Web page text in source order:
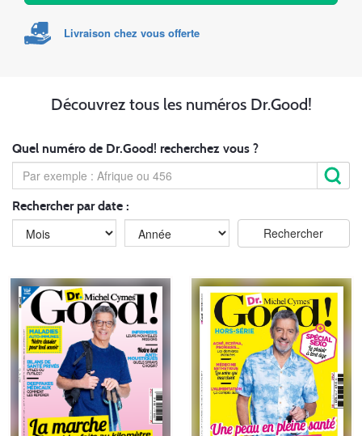
Livraison chez vous offerte
Découvrez tous les numéros Dr.Good!
Quel numéro de Dr.Good! recherchez vous ?
Rechercher par date :